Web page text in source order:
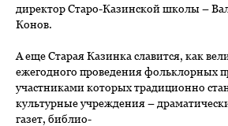
директор Старо-Казинской школы –
Конов.
А еще Старая Казинка славится, как
ежегодного проведения фольклорных
участниками которых традиционно
культурные учреждения –
газет, библио-